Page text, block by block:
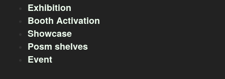
Exhibition
Booth Activation
Showcase
Posm shelves
Event